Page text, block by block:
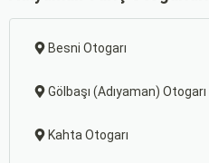
Besni Otogarı
Gölbaşı (Adıyaman) Otogarı
Kahta Otogarı